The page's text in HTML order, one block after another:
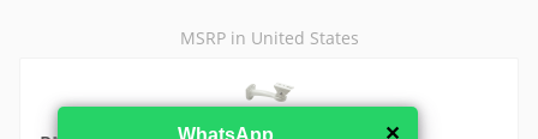
MSRP in United States
✕